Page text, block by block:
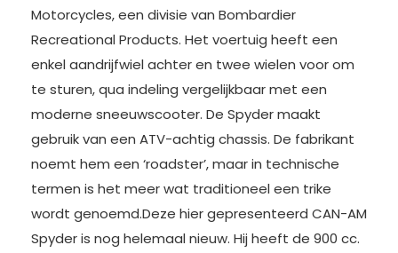
Motorcycles, een divisie van Bombardier
Recreational Products. Het voertuig heeft een
enkel aandrijfwiel achter en twee wielen voor om
te sturen, qua indeling vergelijkbaar met een
moderne sneeuwscooter. De Spyder maakt
gebruik van een ATV-achtig chassis. De fabrikant
noemt hem een ‘roadster’, maar in technische
termen is het meer wat traditioneel een trike
wordt genoemd.Deze hier gepresenteerd CAN-AM
Spyder is nog helemaal nieuw. Hij heeft de 900 cc.